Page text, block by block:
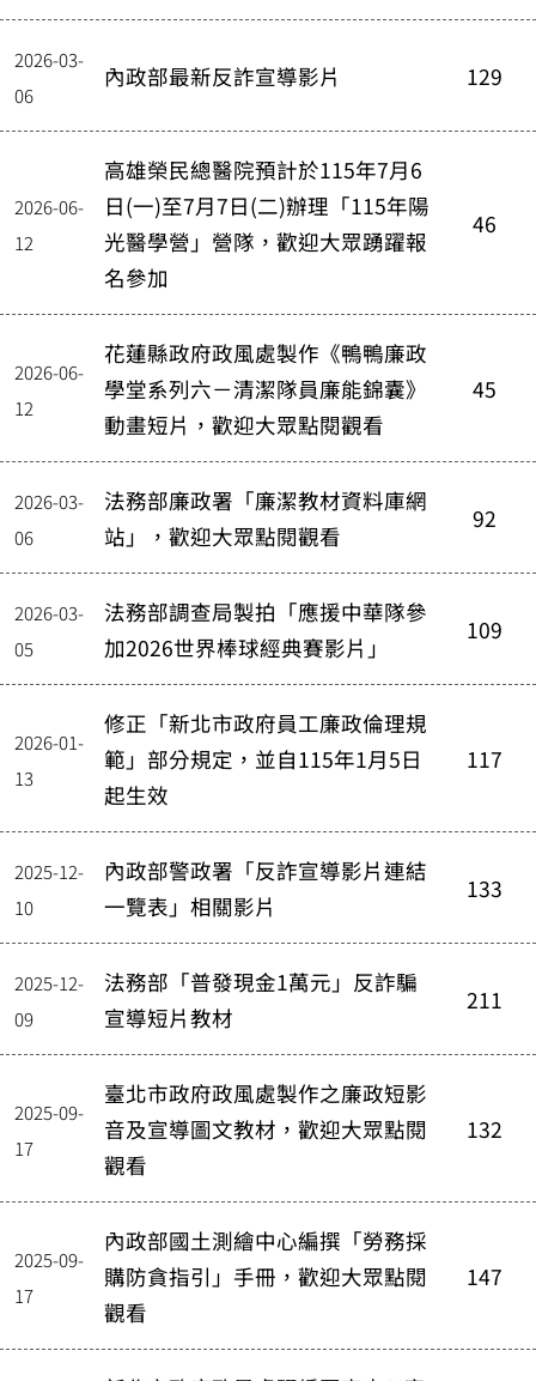
2026-03-
06
內政部最新反詐宣導影片 129
2026-06-
12
高雄榮民總醫院預計於115年7月6
日(一)至7月7日(二)辦理「115年陽
光醫學營」營隊，歡迎大眾踴躍報
名參加
46
2026-06-
12
花蓮縣政府政風處製作《鴨鴨廉政
學堂系列六－清潔隊員廉能錦囊》
動畫短片，歡迎大眾點閱觀看
45
2026-03-
06
法務部廉政署「廉潔教材資料庫網
站」，歡迎大眾點閱觀看
92
2026-03-
05
法務部調查局製拍「應援中華隊參
加2026世界棒球經典賽影片」
109
2026-01-
13
修正「新北市政府員工廉政倫理規
範」部分規定，並自115年1月5日
起生效
117
2025-12-
10
內政部警政署「反詐宣導影片連結
一覽表」相關影片
133
2025-12-
09
法務部「普發現金1萬元」反詐騙
宣導短片教材
211
2025-09-
17
臺北市政府政風處製作之廉政短影
音及宣導圖文教材，歡迎大眾點閱
觀看
132
2025-09-
17
內政部國土測繪中心編撰「勞務採
購防貪指引」手冊，歡迎大眾點閱
觀看
147